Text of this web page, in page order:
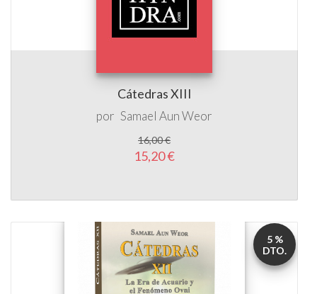
Cátedras XIII
por Samael Aun Weor
16,00 €
15,20 €
5 %
DTO.